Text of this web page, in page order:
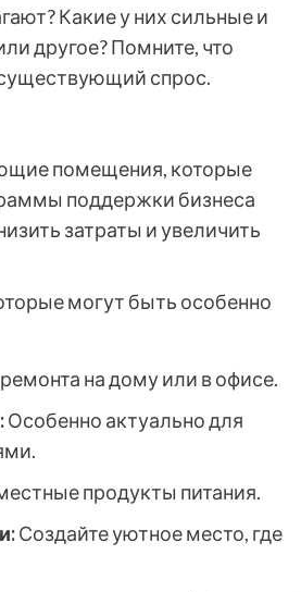
Какие у них сильные и
другое? Помните, что
существующий спрос.
помещения, которые
поддержки бизнеса
затраты и увеличить
могут быть особенно
на дому или в офисе.
Особенно актуально для
продукты питания.
Создайте уютное место, где